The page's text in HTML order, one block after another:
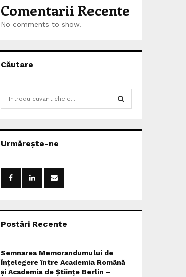
Comentarii Recente
No comments to show.
Căutare
h
o
:
Urmărește-ne
Postări Recente
Semnarea Memorandumului de
Înțelegere între Academia Română
și Academia de Științe Berlin –